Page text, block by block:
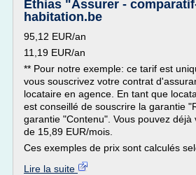
Ethias "Assurer -
habitation.be
95,12 EUR/an
11,19 EUR/an
** Pour notre exemple: ce tarif est
vous souscrivez votre contrat
locataire en agence. En tant que
est conseillé de souscrire la garantie
garantie "Contenu". Vous pouvez
de 15,89 EUR/mois.
Ces exemples de prix sont calculés
Lire la suite